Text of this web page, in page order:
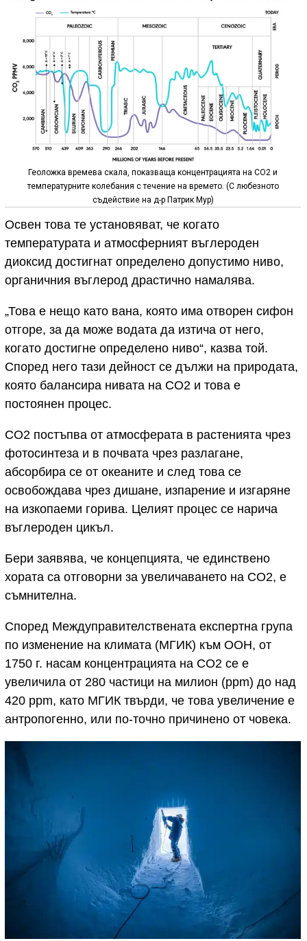
Геоложка времева скала, показваща концентрацията на CO2 и
температурните колебания с течение на времето. (С любезното
съдействие на д-р Патрик Мур)
Освен това те установяват, че когато
температурата и атмосферният въглероден
диоксид достигнат определено допустимо ниво,
органичния въглерод драстично намалява.
„Това е нещо като вана, която има отворен сифон
отгоре, за да може водата да изтича от него,
когато достигне определено ниво“, казва той.
Според него тази дейност се дължи на природата,
която балансира нивата на CO2 и това е
постоянен процес.
CO2 постъпва от атмосферата в растенията чрез
фотосинтеза и в почвата чрез разлагане,
абсорбира се от океаните и след това се
освобождава чрез дишане, изпарение и изгаряне
на изкопаеми горива. Целият процес се нарича
въглероден цикъл.
Бери заявява, че концепцията, че единствено
хората са отговорни за увеличаването на CO2, е
съмнителна.
Според Междуправителствената експертна група
по изменение на климата (МГИК) към ООН, от
1750 г. насам концентрацията на CO2 се е
увеличила от 280 частици на милион (ppm) до над
420 ppm, като МГИК твърди, че това увеличение е
антропогенно, или по-точно причинено от човека.